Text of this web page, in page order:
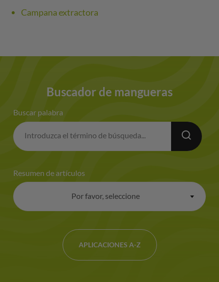
Campana extractora
Buscador de mangueras
Buscar palabra
Resumen de artículos
Por favor, seleccione
APLICACIONES A-Z